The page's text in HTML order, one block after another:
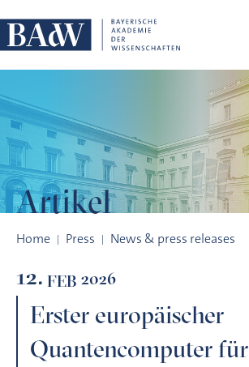
Artikel
Home Press News & press releases
12. FEB 2026
Erster europäischer
Quantencomputer für